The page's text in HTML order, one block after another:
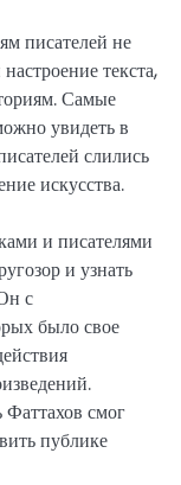
писателей не
текста,
Самые
увидеть в
слились
искусства.
и писателями
и узнать
с
было свое
Фаттахов смог
публике